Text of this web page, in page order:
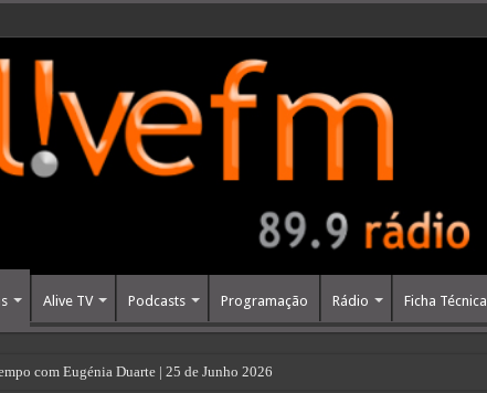
Alive TV Podcasts Programação Rádio Ficha Técnica
com Eugénia Duarte | 25 de Junho 2026